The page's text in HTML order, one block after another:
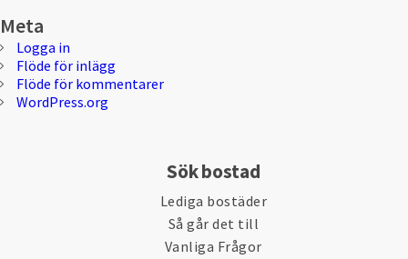
Meta
Logga in
Flöde för inlägg
Flöde för kommentarer
WordPress.org
Sök bostad
Lediga bostäder
Så går det till
Vanliga Frågor